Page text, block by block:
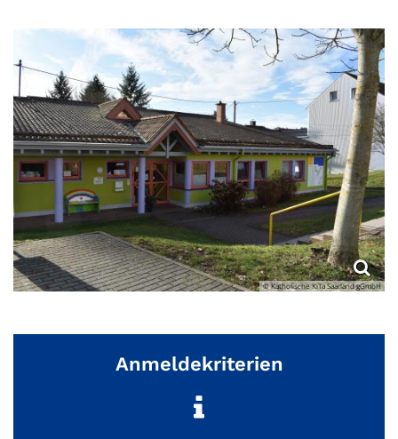
© Katholische KiTa Saarland gGmbH
Anmeldekriterien